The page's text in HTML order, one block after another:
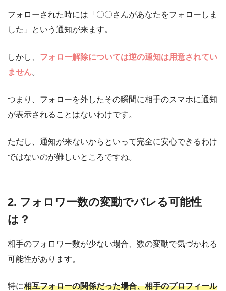
フォローされた時には「〇〇さんがあなたをフォローしま
した」という通知が来ます。
しかし、 フォロー解除については逆の通知は用意されてい
ません。
つまり、フォローを外したその瞬間に相手のスマホに通知
が表示されることはないわけです。
ただし、通知が来ないからといって完全に安心できるわけ
ではないのが難しいところですね。
2. フォロワー数の変動でバレる可能性
は？
相手のフォロワー数が少ない場合、数の変動で気づかれる
可能性があります。
特に相互フォローの関係だった場合、相手のプロフィール